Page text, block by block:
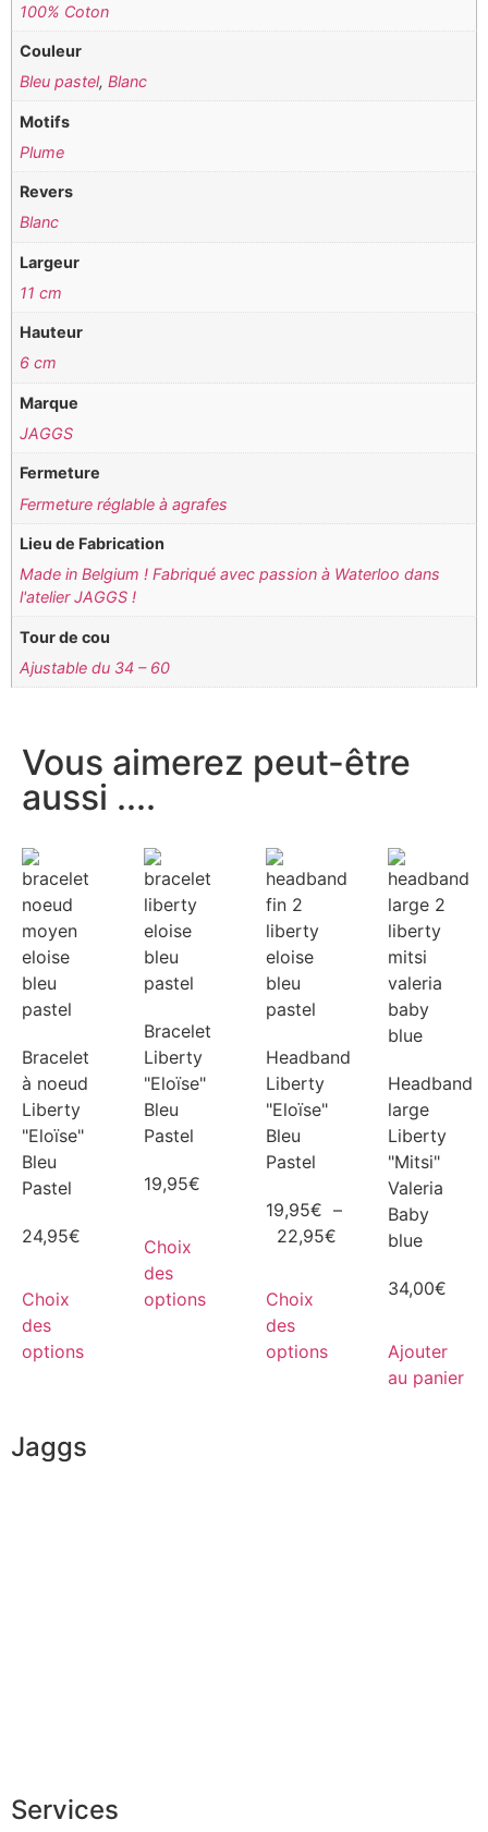
100% Coton
Couleur
Bleu pastel,Blanc
Motifs
Plume
Revers
Blanc
Largeur
11 cm
Hauteur
6 cm
Marque
JAGGS
Fermeture
Fermeture réglable à agrafes
Lieu de Fabrication
Made in Belgium ! Fabriqué avec passion à Waterloo dans
l'atelier JAGGS !
Tour de cou
Ajustable du 34 – 60
Vous aimerez peut-être
aussi ....
Bracelet
à noeud
Liberty
"Eloïse"
Bleu
Pastel
24,95€
Choix
des
options
Bracelet
Liberty
"Eloïse"
Bleu
Pastel
19,95€
Choix
des
options
Headband
Liberty
"Eloïse"
Bleu
Pastel
19,95€ –
22,95€
Choix
des
options
Headband
large
Liberty
"Mitsi"
Valeria
Baby
blue
34,00€
Ajouter
au panier
Jaggs
Services